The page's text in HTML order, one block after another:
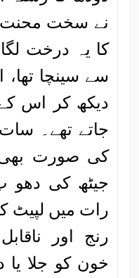
نے سخت محنت
کا یہ درخت
سے سینچا
دیکھ کر اس
جاتے تھے۔
کی صورت بھی
جیٹھ کی دھو
رات میں
رنج اور
خون کو جلا یا